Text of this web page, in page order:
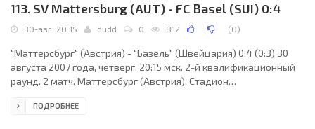
113. SV Mattersburg (AUT) - FC Basel (SUI) 0:4
30-авг, 20:15 dudd 0 812 (0)
"Маттерсбург" (Австрия) - "Базель" (Швейцария) 0:4 (0:3) 30
августа 2007 года, четверг. 20:15 мск. 2-й квалификационный
раунд. 2 матч. Маттерсбург (Австрия). Стадион
Селчук Дерели (Турция), Мустафа Эйсой (Турция), Бахаттын
ПОДРОБНЕЕ